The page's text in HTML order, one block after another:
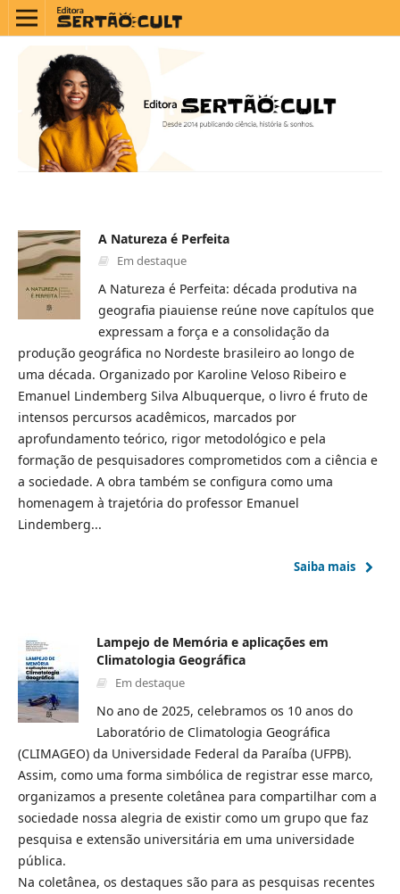
A Natureza é Perfeita
Em destaque
A Natureza é Perfeita: década produtiva na
geografia piauiense reúne nove capítulos que
expressam a força e a consolidação da
produção geográfica no Nordeste brasileiro ao longo de
uma década. Organizado por Karoline Veloso Ribeiro e
Emanuel Lindemberg Silva Albuquerque, o livro é fruto de
intensos percursos acadêmicos, marcados por
aprofundamento teórico, rigor metodológico e pela
formação de pesquisadores comprometidos com a ciência e
a sociedade. A obra também se configura como uma
homenagem à trajetória do professor Emanuel
Lindemberg...
Saiba mais
Lampejo de Memória e aplicações em
Climatologia Geográfica
Em destaque
No ano de 2025, celebramos os 10 anos do
Laboratório de Climatologia Geográfica
(CLIMAGEO) da Universidade Federal da Paraíba (UFPB).
Assim, como uma forma simbólica de registrar esse marco,
organizamos a presente coletânea para compartilhar com a
sociedade nossa alegria de existir como um grupo que faz
pesquisa e extensão universitária em uma universidade
pública.
Na coletânea, os destaques são para as pesquisas recentes